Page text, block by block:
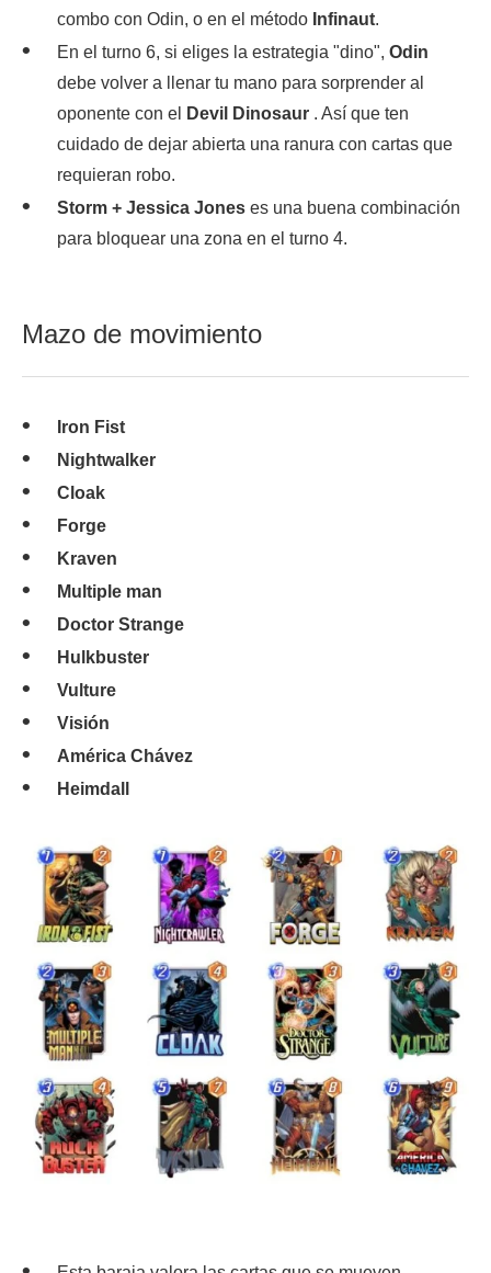
combo con Odin, o en el método Infinaut.
En el turno 6, si eliges la estrategia "dino", Odin
debe volver a llenar tu mano para sorprender al
oponente con el
Devil Dinosaur . Así que ten
cuidado de dejar abierta una ranura con cartas que
requieran robo.
Storm + Jessica Jones es una buena combinación
para bloquear una zona en el turno 4.
Mazo de movimiento
Iron Fist
Nightwalker
Cloak
Forge
Kraven
Multiple man
Doctor Strange
Hulkbuster
Vulture
Visión
América Chávez
Heimdall